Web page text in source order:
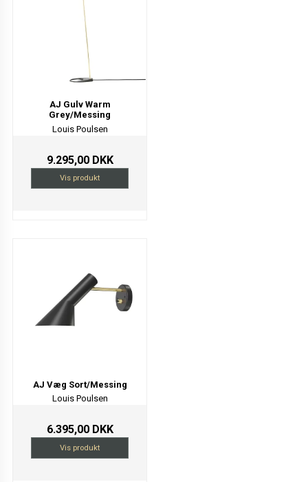
AJ Gulv Warm
Grey/Messing
Louis Poulsen
9.295,00 DKK
Vis produkt
AJ Væg Sort/Messing
Louis Poulsen
6.395,00 DKK
Vis produkt